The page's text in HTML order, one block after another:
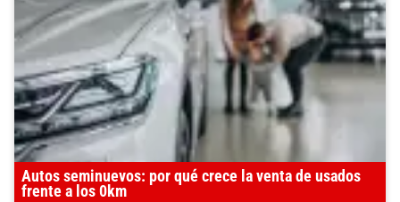
Autos seminuevos: por qué crece la venta de usados
frente a los 0km